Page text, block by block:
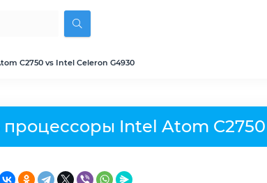
C2750 vs Intel Celeron G4930
Intel Atom